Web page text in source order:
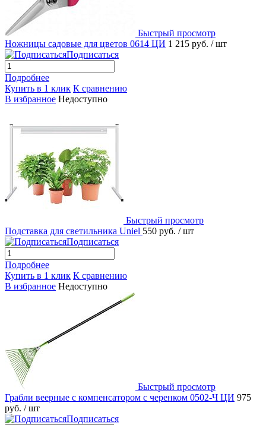
Быстрый просмотр
Ножницы садовые для цветов 0614 ЦИ 1 215 руб. / шт
Подписаться
Подробнее
Купить в 1 клик К сравнению
В избранное Недоступно
Быстрый просмотр
Подставка для светильника Uniel 550 руб. / шт
Подписаться
Подробнее
Купить в 1 клик К сравнению
В избранное Недоступно
Быстрый просмотр
Грабли веерные с компенсатором с черенком 0502-Ч ЦИ 975
руб. / шт
Подписаться